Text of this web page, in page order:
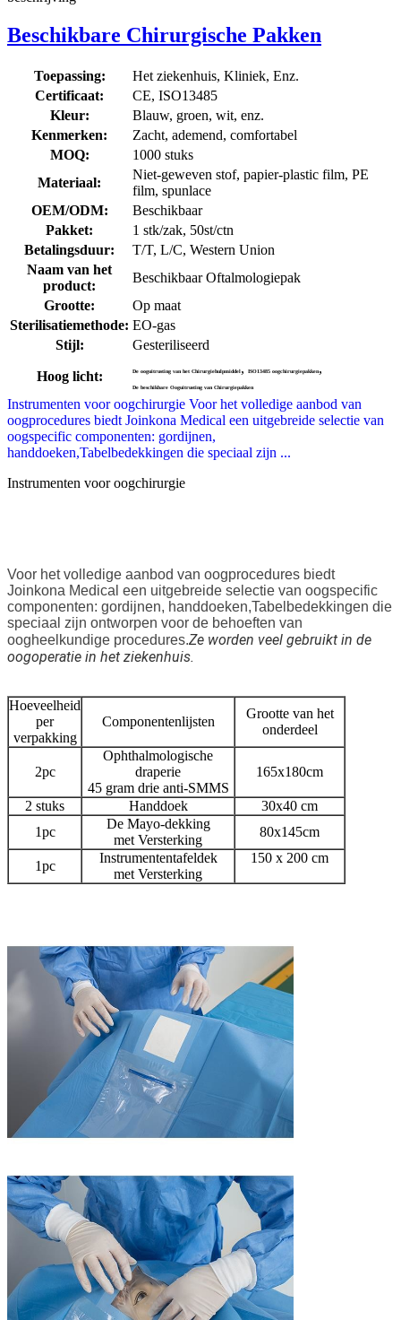
Beschikbare Chirurgische Pakken
Toepassing:
Het ziekenhuis, Kliniek, Enz.
Certificaat:
CE, ISO13485
Kleur:
Blauw, groen, wit, enz.
Kenmerken:
Zacht, ademend, comfortabel
MOQ:
1000 stuks
Materiaal:
Niet-geweven stof, papier-plastic film, PE
film, spunlace
OEM/ODM:
Beschikbaar
Pakket:
1 stk/zak, 50st/ctn
Betalingsduur:
T/T, L/C, Western Union
Naam van het
product:
Beschikbaar Oftalmologiepak
Grootte:
Op maat
Sterilisatiemethode: EO-gas
Stijl:
Gesteriliseerd
Hoog licht: De ooguitrusting van het Chirurgiehulpmiddel, ISO13485 oogchirurgiepakken,
De beschikbare Ooguitrusting van Chirurgiepakken
Instrumenten voor oogchirurgie Voor het volledige aanbod van
oogprocedures biedt Joinkona Medical een uitgebreide selectie van
oogspecific componenten: gordijnen,
handdoeken,Tabelbedekkingen die speciaal zijn ...
Instrumenten voor oogchirurgie
Voor het volledige aanbod van oogprocedures biedt
Joinkona Medical een uitgebreide selectie van oogspecific
componenten: gordijnen, handdoeken,Tabelbedekkingen die
speciaal zijn ontworpen voor de behoeften van
oogheelkundige procedures.Ze worden veel gebruikt in de
oogoperatie in het ziekenhuis.
Hoeveelheid
per
verpakking
Componentenlijsten
Grootte van het
onderdeel
2pc
Ophthalmologische
draperie
45 gram drie anti-SMMS
165x180cm
2 stuks Handdoek
30x40 cm
1pc
De Mayo-dekking
met Versterking
80x145cm
1pc
Instrumententafeldek
met Versterking
150 x 200 cm